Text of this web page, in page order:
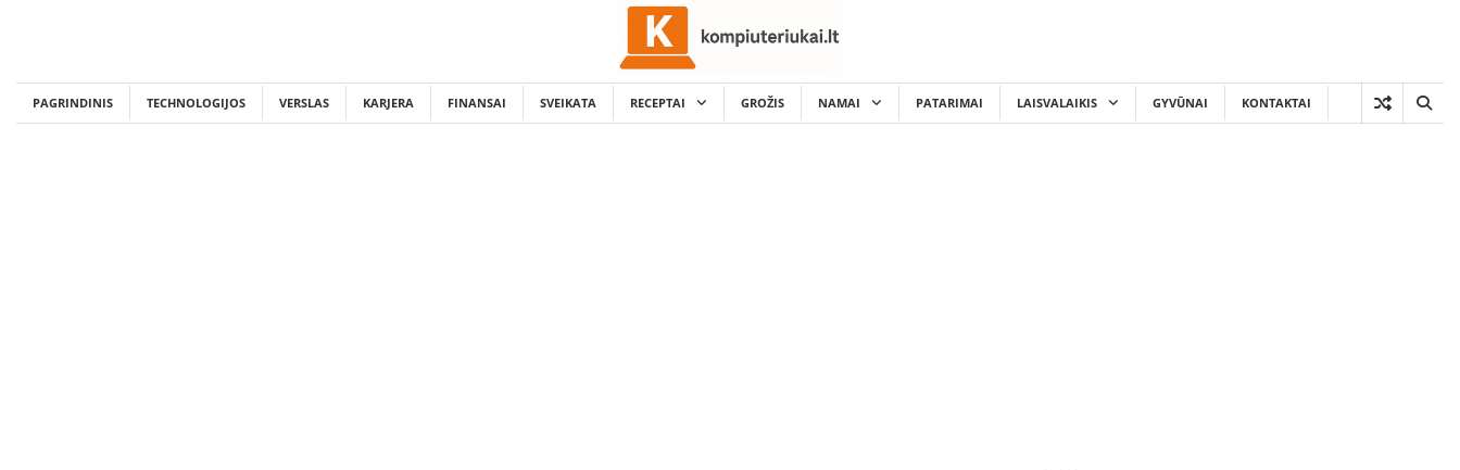
PAGRINDINIS TECHNOLOGIJOS VERSLAS KARJERA FINANSAI SVEIKATA RECEPTAI GROŽIS NAMAI PATARIMAI LAISVALAIKIS GYVŪNAI KONTAKTAI